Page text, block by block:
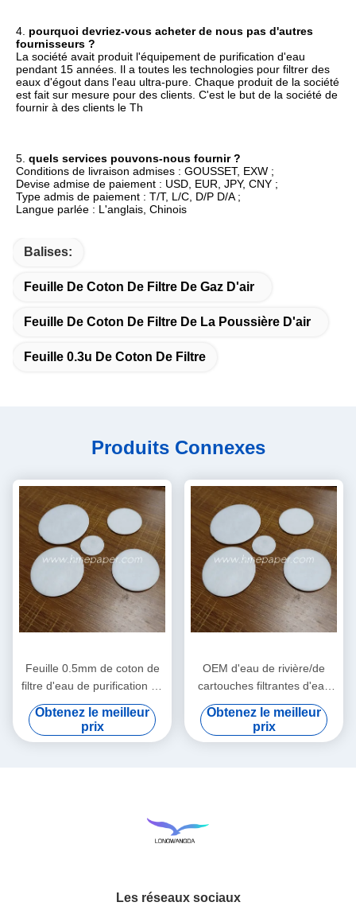
4. pourquoi devriez-vous acheter de nous pas d'autres
fournisseurs ?
La société avait produit l'équipement de purification d'eau
pendant 15 années. Il a toutes les technologies pour filtrer des
eaux d'égout dans l'eau ultra-pure. Chaque produit de la société
est fait sur mesure pour des clients. C'est le but de la société de
fournir à des clients le Th
5. quels services pouvons-nous fournir ?
Conditions de livraison admises : GOUSSET, EXW ;
Devise admise de paiement : USD, EUR, JPY, CNY ;
Type admis de paiement : T/T, L/C, D/P D/A ;
Langue parlée : L'anglais, Chinois
Balises:
Feuille De Coton De Filtre De Gaz D'air
Feuille De Coton De Filtre De La Poussière D'air
Feuille 0.3u De Coton De Filtre
Produits Connexes
Feuille 0.5mm de coton de
filtre d'eau de purification de
bouilloire d'eaux
souterraines d'eau du
robinet
Obtenez le meilleur
prix
OEM d'eau de rivière/de
cartouches filtrantes d'eau
du robinet/eaux
souterraines/d'eau
purification de bouilloire
Obtenez le meilleur
prix
Les réseaux sociaux